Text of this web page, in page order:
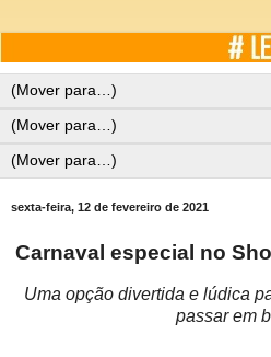
sexta-feira, 12 de fevereiro de 2021
Carnaval especial no
Uma opção divertida e lúdica
passar em